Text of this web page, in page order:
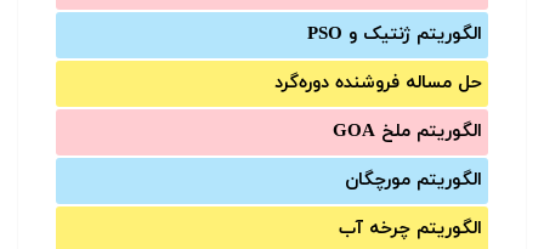
الگوریتم ژنتیک و PSO
حل مساله فروشنده دوره‌گرد
الگوریتم ملخ GOA
الگوریتم مورچگان
الگوریتم چرخه آب